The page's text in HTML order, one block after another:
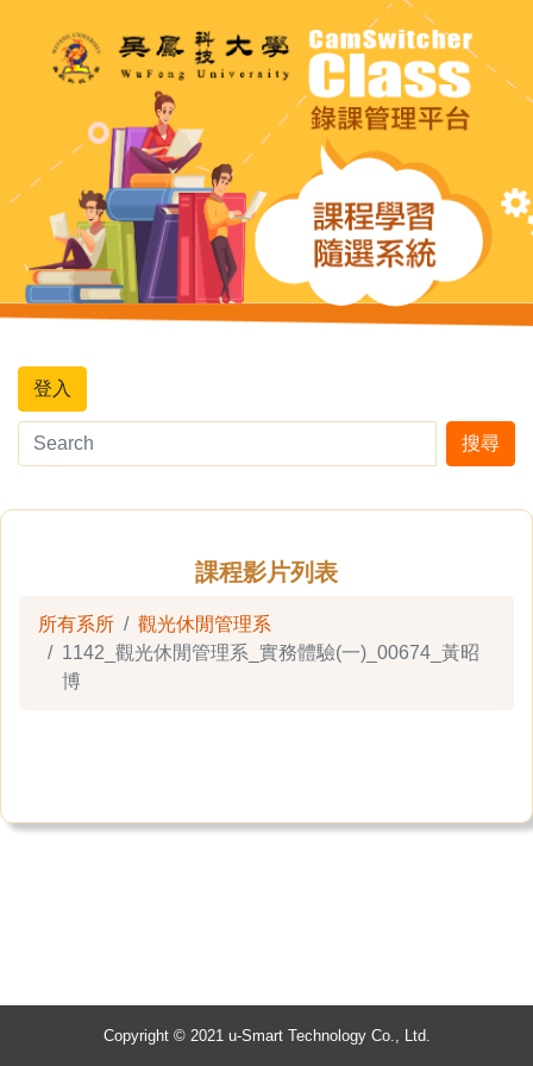
登入
搜尋
課程影片列表
所有系所
觀光休閒管理系
1142_觀光休閒管理系_實務體驗(一)_00674_黃昭
博
Copyright © 2021 u-Smart Technology Co., Ltd.